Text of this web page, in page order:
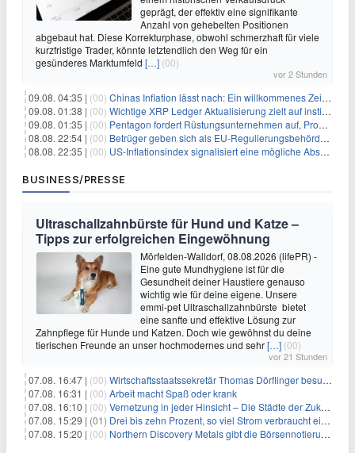
geprägt, der effektiv eine signifikante
Anzahl von gehebelten Positionen
abgebaut hat. Diese Korrekturphase, obwohl schmerzhaft für viele
kurzfristige Trader, könnte letztendlich den Weg für ein
gesünderes Marktumfeld […] (00)
vor 2 Stunden
09.08. 04:35 | (00) Chinas Inflation lässt nach: Ein willkommenes Zeichen für Investoren angesichts der Folgen des Öl-Schocks
09.08. 01:38 | (00) Wichtige XRP Ledger Aktualisierung zielt auf institutionelle Akzeptanz ab
09.08. 01:35 | (00) Pentagon fordert Rüstungsunternehmen auf, Produktion angesichts eskalierender globaler Spannungen zu steigern
08.08. 22:54 | (00) Betrüger geben sich als EU-Regulierungsbehörden aus, um Krypto-Nutzer nach MiCA-Deadline ins Visier zu nehmen
08.08. 22:35 | (00) US-Inflationsindex signalisiert eine mögliche Abschwächung der Inflationsdruck
BUSINESS/PRESSE
Ultraschallzahnbürste für Hund und Katze –
Tipps zur erfolgreichen Eingewöhnung
Mörfelden-Walldorf, 08.08.2026 (lifePR) -
Eine gute Mundhygiene ist für die
Gesundheit deiner Haustiere genauso
wichtig wie für deine eigene. Unsere
emmi-pet Ultraschallzahnbürste bietet
eine sanfte und effektive Lösung zur
Zahnpflege für Hunde und Katzen. Doch wie gewöhnst du deine
tierischen Freunde an unser hochmodernes und sehr[…] (00)
vor 21 Stunden
07.08. 16:47 | (00) Wirtschaftsstaatssekretär Thomas Dörflinger besucht Handwerksbetrieb im Kammerbezirk Freiburg
07.08. 16:31 | (00) Arbeit macht Spaß oder krank
07.08. 16:10 | (00) Vernetzung in jeder Hinsicht – Die Städte der Zukunft sind grün-blau
07.08. 15:29 | (01) Drei bis zehn Prozent, so viel Strom verbraucht ein Aufzug im Gebäude
07.08. 15:20 | (00) Northern Discovery Metals gibt die Börsennotierung an der Frankfurter Wertpapierbörse bekannt